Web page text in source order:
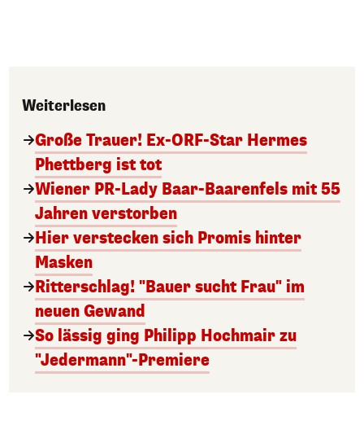
Weiterlesen
Große Trauer! Ex-ORF-Star Hermes
Phettberg ist tot
Wiener PR-Lady Baar-Baarenfels mit 55
Jahren verstorben
Hier verstecken sich Promis hinter
Masken
Ritterschlag! "Bauer sucht Frau" im
neuen Gewand
So lässig ging Philipp Hochmair zu
"Jedermann"-Premiere